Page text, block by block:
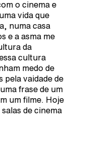
o cinema e
vida que
numa casa
e a asma me
da
cultura
medo de
pela vaidade de
frase de um
um filme. Hoje
de cinema